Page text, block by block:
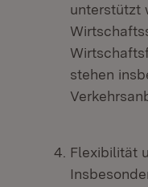
unterstützt
stehen
Flexibilität